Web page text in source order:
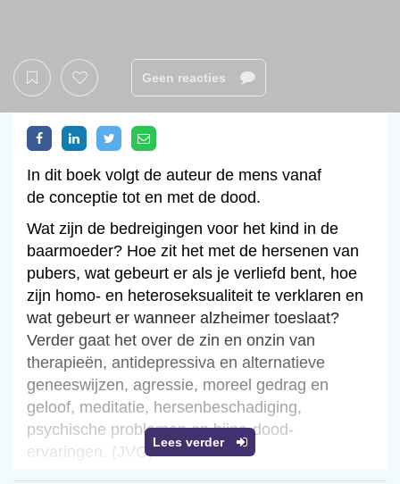
Geen reacties
Lees verder
In dit boek volgt de auteur de mens vanaf
de conceptie tot en met de dood.
Wat zijn de bedreigingen voor het kind in de
baarmoeder? Hoe zit het met de hersenen van
pubers, wat gebeurt er als je verliefd bent, hoe
zijn homo- en heteroseksualiteit te verklaren en
wat gebeurt er wanneer alzheimer toeslaat?
Verder gaat het over de zin en onzin van
therapieën, antidepressiva en alternatieve
geneeswijzen, agressie, moreel gedrag en
geloof, meditatie, hersenbeschadiging,
psychische problemen en bijna-dood-
ervaringen. (JVG)